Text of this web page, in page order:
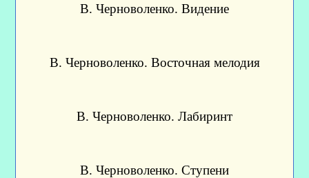
В. Черноволенко. Видение
В. Черноволенко. Восточная мелодия
В. Черноволенко. Лабиринт
В. Черноволенко. Ступени